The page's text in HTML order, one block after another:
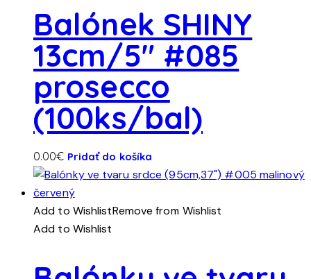
Balónek SHINY
13cm/5″ #085
prosecco
(100ks/bal)
0.00€ Pridať do košíka
Add to WishlistRemove from Wishlist
Add to Wishlist